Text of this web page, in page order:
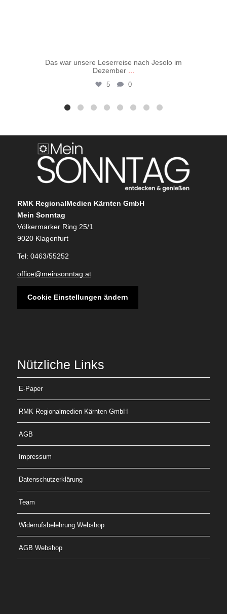
Das war unsere Leserreise nach Jesolo im
Dezember
5 0
RMK RegionalMedien Kärnten GmbH
Mein Sonntag
Völkermarker Ring 25/1
9020 Klagenfurt
Tel: 0463/55252
office@meinsonntag.at
Cookie Einstellungen ändern
Nützliche Links
E-Paper
RMK Regionalmedien Kärnten GmbH
AGB
Impressum
Datenschutzerklärung
Team
Widerrufsbelehrung Webshop
AGB Webshop